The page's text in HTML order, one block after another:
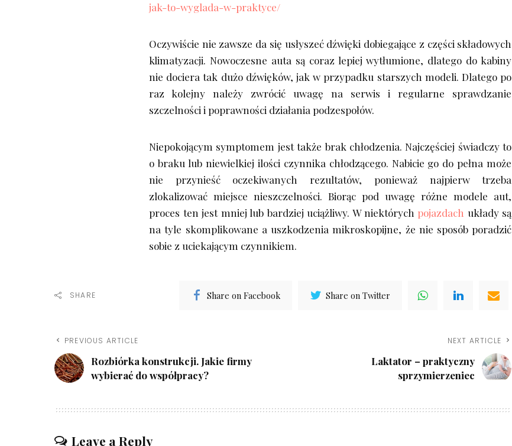
jak-to-wyglada-w-praktyce/
Oczywiście nie zawsze da się usłyszeć dźwięki dobiegające z części składowych
klimatyzacji. Nowoczesne auta są coraz lepiej wytłumione, dlatego do kabiny
nie dociera tak dużo dźwięków, jak w przypadku starszych modeli. Dlatego po
raz kolejny należy zwrócić uwagę na serwis i regularne sprawdzanie
szczelności i poprawności działania podzespołów.
Niepokojącym symptomem jest także brak chłodzenia. Najczęściej świadczy to
o braku lub niewielkiej ilości czynnika chłodzącego. Nabicie go do pełna może
nie przynieść oczekiwanych rezultatów, ponieważ najpierw trzeba
zlokalizować miejsce nieszczelności. Biorąc pod uwagę różne modele aut,
proces ten jest mniej lub bardziej uciążliwy. W niektórych pojazdach układy są
na tyle skomplikowane a uszkodzenia mikroskopijne, że nie sposób poradzić
sobie z uciekającym czynnikiem.
SHARE Share on Facebook Share on Twitter
PREVIOUS ARTICLE
Rozbiórka konstrukcji. Jakie firmy
wybierać do współpracy?
NEXT ARTICLE
Laktator – praktyczny
sprzymierzeniec
Leave a Reply